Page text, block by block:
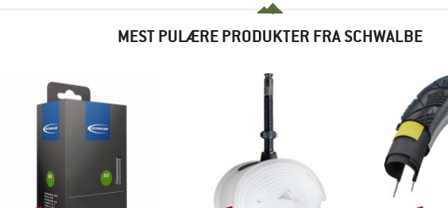
MEST PULÆRE PRODUKTER FRA SCHWALBE